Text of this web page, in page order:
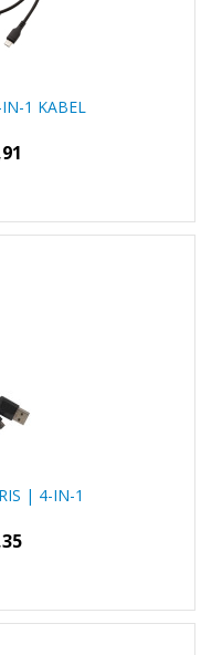
1 KABEL
| 4-IN-1